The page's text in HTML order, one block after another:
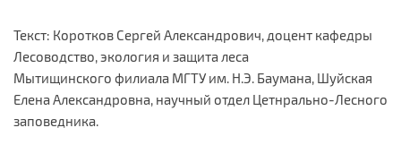
Текст: Коротков Сергей Александрович, доцент кафедры
Лесоводство, экология и защита леса
Мытищинского филиала МГТУ им. Н.Э. Баумана, Шуйская
Елена Александровна, научный отдел Цетнрально-Лесного
заповедника.